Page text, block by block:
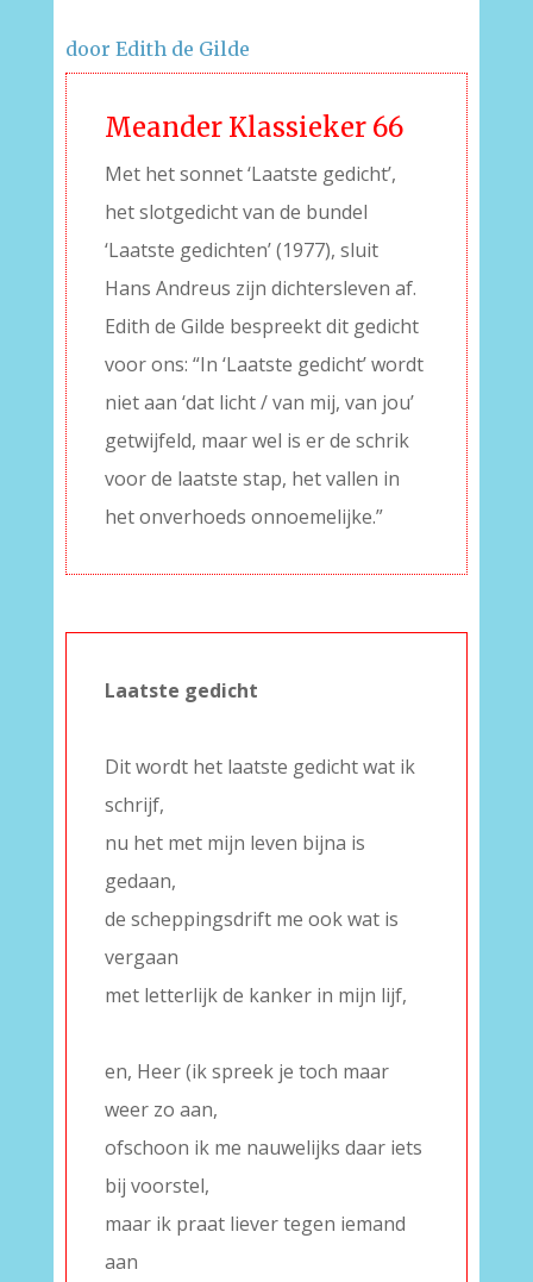
door Edith de Gilde
Meander Klassieker 66
Met het sonnet ‘Laatste gedicht’,
het slotgedicht van de bundel
‘Laatste gedichten’ (1977), sluit
Hans Andreus zijn dichtersleven af.
Edith de Gilde bespreekt dit gedicht
voor ons: “In ‘Laatste gedicht’ wordt
niet aan ‘dat licht / van mij, van jou’
getwijfeld, maar wel is er de schrik
voor de laatste stap, het vallen in
het onverhoeds onnoemelijke.”
Laatste gedicht
Dit wordt het laatste gedicht wat ik
schrijf,
nu het met mijn leven bijna is
gedaan,
de scheppingsdrift me ook wat is
vergaan
met letterlijk de kanker in mijn lijf,
en, Heer (ik spreek je toch maar
weer zo aan,
ofschoon ik me nauwelijks daar iets
bij voorstel,
maar ik praat liever tegen iemand
aan